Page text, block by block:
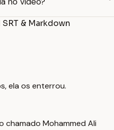
& Markdown
ela os enterrou.
chamado Mohammed Ali